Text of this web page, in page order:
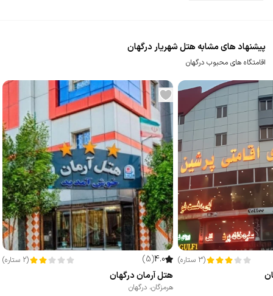
پیشنهاد های مشابه هتل شهریار درگهان
اقامتگاه های محبوب درگهان
(
3 ستاره)
4.0
(
5
)
(
2 ستاره)
هتل آرمان درگهان
هرمزگان، درگهان